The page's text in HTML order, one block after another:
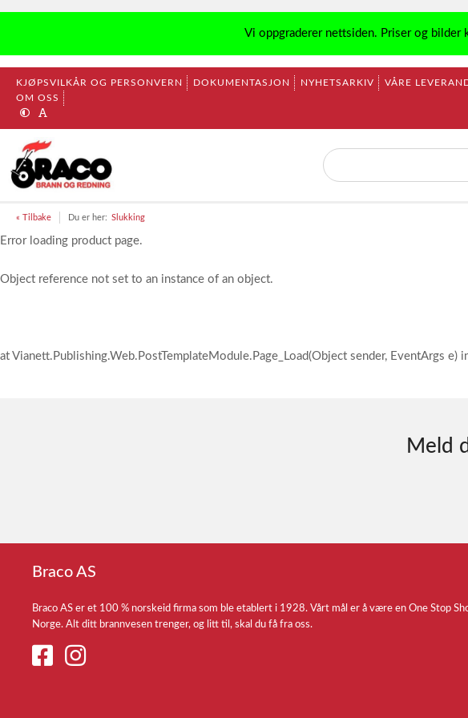
Vi oppgraderer nettsiden. Priser og bilder
KJØPSVILKÅR OG PERSONVERN DOKUMENTASJON NYHETSARKIV VÅRE
OM OSS
« Tilbake Du er her: Slukking
Error loading product page.
Object reference not set to an instance of an object.
at Vianett.Publishing.Web.PostTemplateModule.Page_Load(Object sender,
Meld
Braco AS
Braco AS er et 100 % norskeid firma som ble etablert i 1928. Vårt mål er å være en One Stop
Norge. Alt ditt brannvesen trenger, og litt til, skal du få fra oss.